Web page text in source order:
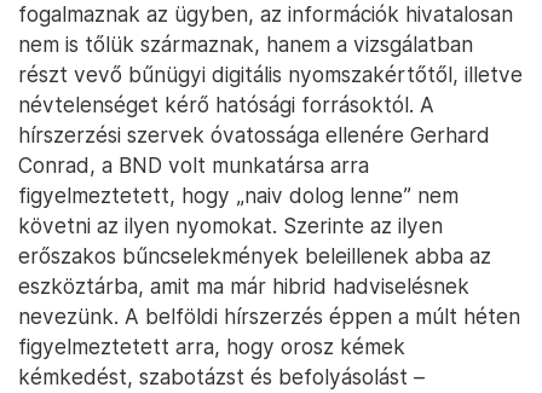
fogalmaznak az ügyben, az információk hivatalosan
nem is tőlük származnak, hanem a vizsgálatban
részt vevő bűnügyi digitális nyomszakértőtől, illetve
névtelenséget kérő hatósági forrásoktól. A
hírszerzési szervek óvatossága ellenére Gerhard
Conrad, a BND volt munkatársa arra
figyelmeztetett, hogy „naiv dolog lenne” nem
követni az ilyen nyomokat. Szerinte az ilyen
erőszakos bűncselekmények beleillenek abba az
eszköztárba, amit ma már hibrid hadviselésnek
nevezünk. A belföldi hírszerzés éppen a múlt héten
figyelmeztetett arra, hogy orosz kémek
kémkedést, szabotázst és befolyásolást –